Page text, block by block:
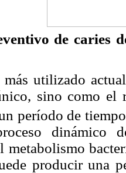
de caries
utilizado
sino como el
período de
dinámico
metabolismo
producir una